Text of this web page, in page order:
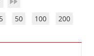
50 100 200